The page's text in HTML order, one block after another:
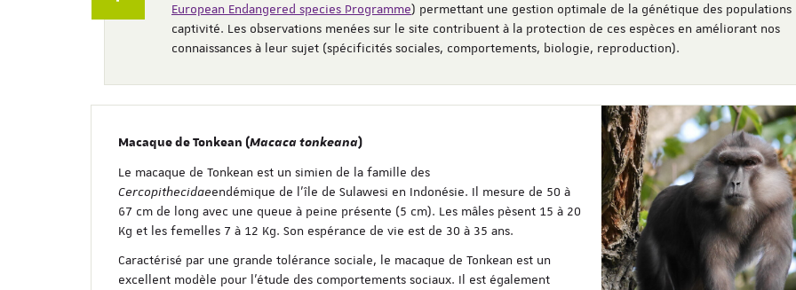
European Endangered species Programme) permettant une gestion optimale de la génétique des populations
captivité. Les observations menées sur le site contribuent à la protection de ces espèces en améliorant nos
connaissances à leur sujet (spécificités sociales, comportements, biologie, reproduction).
Macaque de Tonkean (Macaca tonkeana)
Le macaque de Tonkean est un simien de la famille des
Cercopithecidaeendémique de l’île de Sulawesi en Indonésie. Il mesure de 50 à
67 cm de long avec une queue à peine présente (5 cm). Les mâles pèsent 15 à 20
Kg et les femelles 7 à 12 Kg. Son espérance de vie est de 30 à 35 ans.
Caractérisé par une grande tolérance sociale, le macaque de Tonkean est un
excellent modèle pour l’étude des comportements sociaux. Il est également